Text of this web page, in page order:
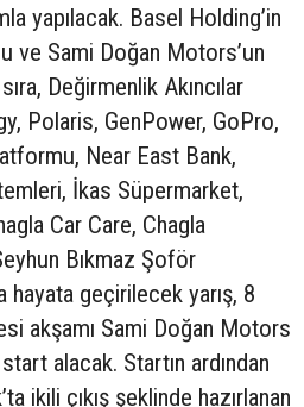
yapılacak. Basel Holding’in
ve Sami Doğan Motors’un
Değirmenlik Akıncılar
Polaris, GenPower, GoPro,
Near East Bank,
İkas Süpermarket,
Car Care, Chagla
Bıkmaz Şoför
hayata geçirilecek yarış, 8
akşamı Sami Doğan Motors
alacak. Startın ardından
ikili çıkış şeklinde hazırlanan